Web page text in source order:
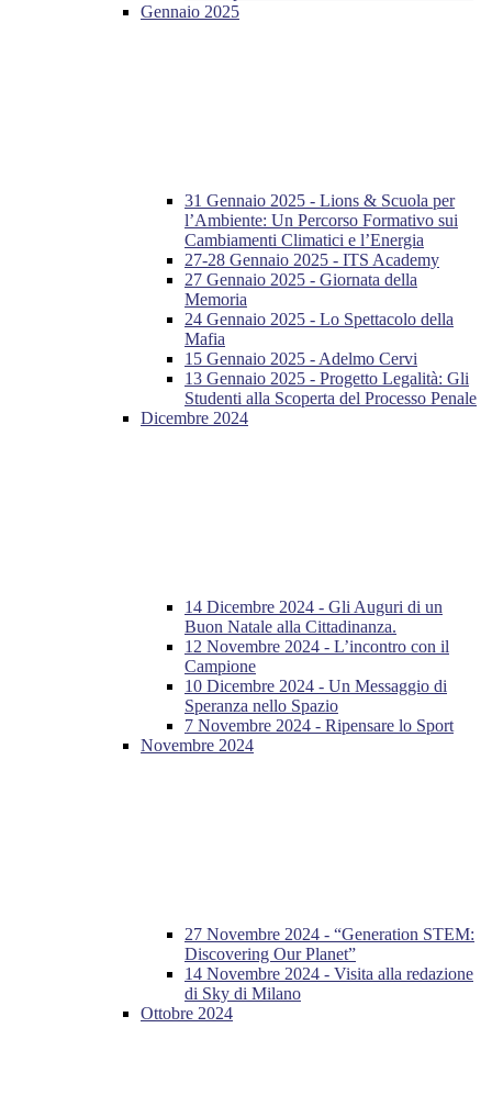
Gennaio 2025
31 Gennaio 2025 - Lions & Scuola per
l’Ambiente: Un Percorso Formativo sui
Cambiamenti Climatici e l’Energia
27-28 Gennaio 2025 - ITS Academy
27 Gennaio 2025 - Giornata della
Memoria
24 Gennaio 2025 - Lo Spettacolo della
Mafia
15 Gennaio 2025 - Adelmo Cervi
13 Gennaio 2025 - Progetto Legalità: Gli
Studenti alla Scoperta del Processo Penale
Dicembre 2024
14 Dicembre 2024 - Gli Auguri di un
Buon Natale alla Cittadinanza.
12 Novembre 2024 - L’incontro con il
Campione
10 Dicembre 2024 - Un Messaggio di
Speranza nello Spazio
7 Novembre 2024 - Ripensare lo Sport
Novembre 2024
27 Novembre 2024 - “Generation STEM:
Discovering Our Planet”
14 Novembre 2024 - Visita alla redazione
di Sky di Milano
Ottobre 2024